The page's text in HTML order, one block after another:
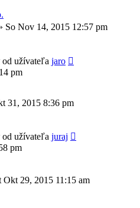
So Nov 14, 2015 12:57 pm
od užívateľa jaro
pm
31, 2015 8:36 pm
od užívateľa juraj
pm
Okt 29, 2015 11:15 am